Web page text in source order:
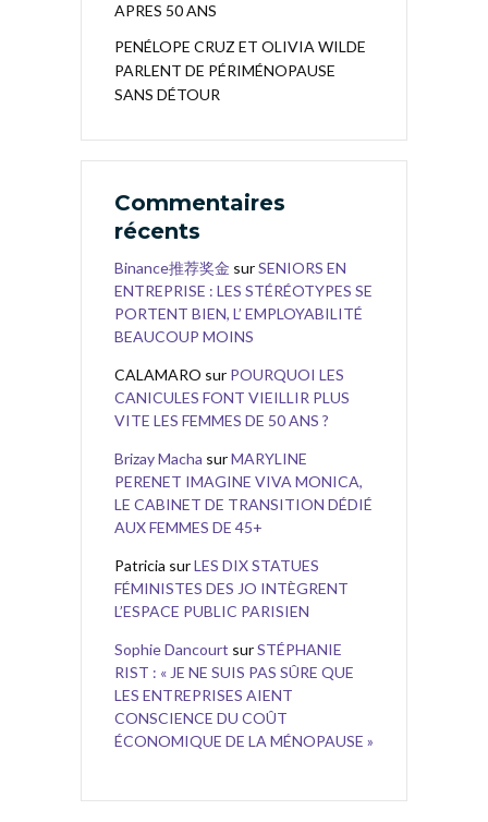
APRES 50 ANS
PENÉLOPE CRUZ ET OLIVIA WILDE
PARLENT DE PÉRIMÉNOPAUSE
SANS DÉTOUR
Commentaires
récents
Binance推荐奖金 surSENIORS EN
ENTREPRISE : LES STÉRÉOTYPES SE
PORTENT BIEN, L’ EMPLOYABILITÉ
BEAUCOUP MOINS
CALAMARO sur POURQUOI LES
CANICULES FONT VIEILLIR PLUS
VITE LES FEMMES DE 50 ANS ?
Brizay Macha surMARYLINE
PERENET IMAGINE VIVA MONICA,
LE CABINET DE TRANSITION DÉDIÉ
AUX FEMMES DE 45+
Patricia surLES DIX STATUES
FÉMINISTES DES JO INTÈGRENT
L’ESPACE PUBLIC PARISIEN
Sophie Dancourt surSTÉPHANIE
RIST : « JE NE SUIS PAS SÛRE QUE
LES ENTREPRISES AIENT
CONSCIENCE DU COÛT
ÉCONOMIQUE DE LA MÉNOPAUSE »